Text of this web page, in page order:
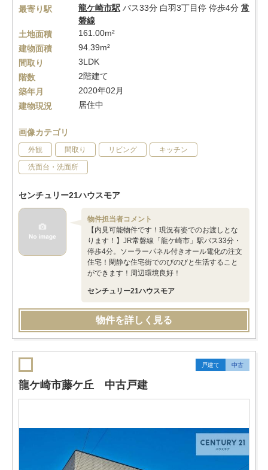
最寄り駅
龍ケ崎市駅 バス33分 白羽3丁目停 停歩4分 常
磐線
土地面積
161.00m²
建物面積
94.39m²
間取り
3LDK
階数
2階建て
築年月
2020年02月
建物現況
居住中
画像カテゴリ
外観 間取り リビング キッチン
洗面台・洗面所
センチュリー21ハウスモア
物件担当者コメント
【内見可能物件です！現況有姿でのお渡しとな
ります！】JR常磐線「龍ケ崎市」駅バス33分・
停歩4分。ソーラーパネル付きオール電化の注文
住宅！閑静な住宅街でのびのびと生活すること
ができます！周辺環境良好！
センチュリー21ハウスモア
物件を詳しく見る
戸建て 中古
龍ケ崎市藤ケ丘 中古戸建